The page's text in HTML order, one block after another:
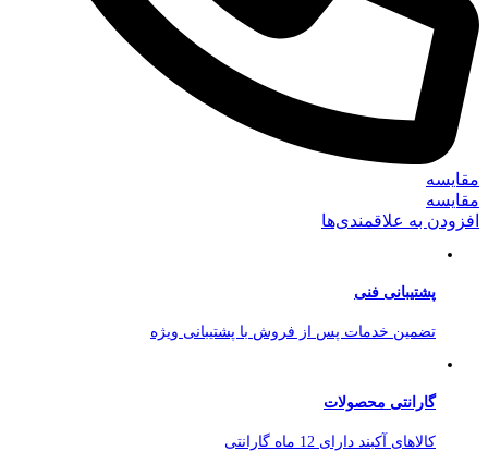
مقایسه
مقایسه
افزودن به علاقمندی‌ها
پشتیبانی فنی
تضمین خدمات پس از فروش با پشتیبانی ویژه
گارانتی محصولات
کالاهای آکبند دارای 12 ماه گارانتی